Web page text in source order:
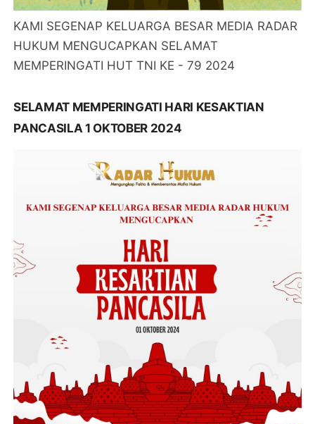
KAMI SEGENAP KELUARGA BESAR MEDIA RADAR
HUKUM MENGUCAPKAN SELAMAT
MEMPERINGATI HUT TNI KE - 79 2024
SELAMAT MEMPERINGATI HARI KESAKTIAN
PANCASILA 1 OKTOBER 2024